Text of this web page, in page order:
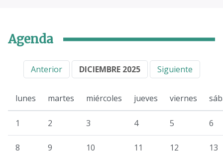
Agenda
Anterior DICIEMBRE 2025 Siguiente
lunes martes miércoles jueves viernes
1 2 3 4 5 6
8 9 10 11 12 13